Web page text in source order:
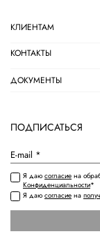
КЛИЕНТАМ
КОНТАКТЫ
ДОКУМЕНТЫ
ПОДПИСАТЬСЯ
Я даю согласие на
Конфиденциальности*
Я даю согласие на